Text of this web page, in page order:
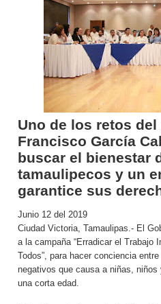
Uno de los retos
Francisco García
buscar el bienestar
tamaulipecos y un
garantice sus
Junio 12 del 2019
Ciudad Victoria, Tamaulipas.- El
a la campaña “Erradicar el Trabajo
Todos”, para hacer conciencia
negativos que causa a niñas,
una corta edad.